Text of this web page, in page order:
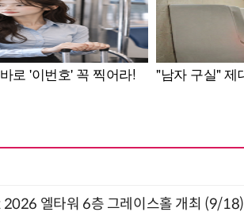
엘타워 6층 그레이스홀 개최 (9/18)